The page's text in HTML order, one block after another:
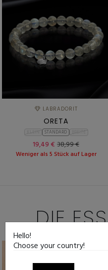
LABRADORIT
ORETA
STANDARD
19,49 € 38,99 €
Weniger als 5 Stück auf Lager
DIE
-50%
Hello!
Choose your country!